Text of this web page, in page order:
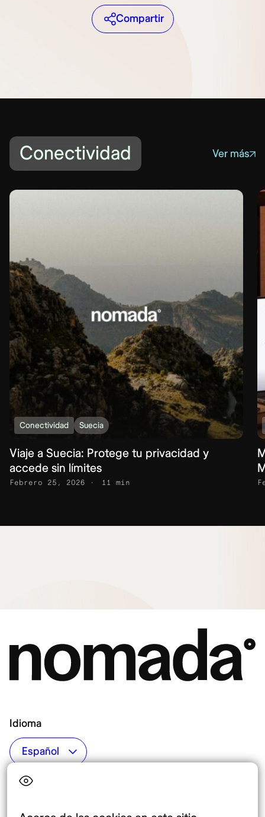
Compartir
Conectividad Ver más
Conectividad Suecia
Viaje a Suecia: Protege tu privacidad y
accede sin límites
Febrero 25, 2026 11 min
Idioma
Top destinos
México
Destinos